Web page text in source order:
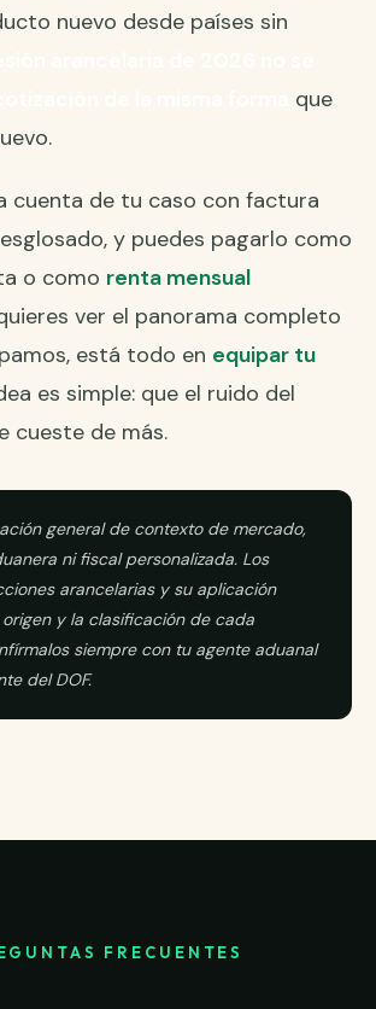
nuevo desde países sin
que
cuenta de tu caso con factura
y puedes pagarlo como
o como renta mensual
ver el panorama completo
está todo en equipar tu
es simple: que el ruido del
cueste de más.
general de contexto de mercado,
ni fiscal personalizada. Los
arancelarias y su aplicación
y la clasificación de cada
siempre con tu agente aduanal
del DOF.
FRECUENTES